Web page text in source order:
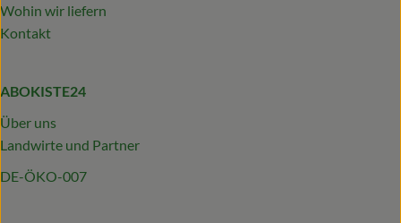
Wohin wir liefern
Kontakt
ABOKISTE24
Über uns
Landwirte und Partner
DE-ÖKO-007